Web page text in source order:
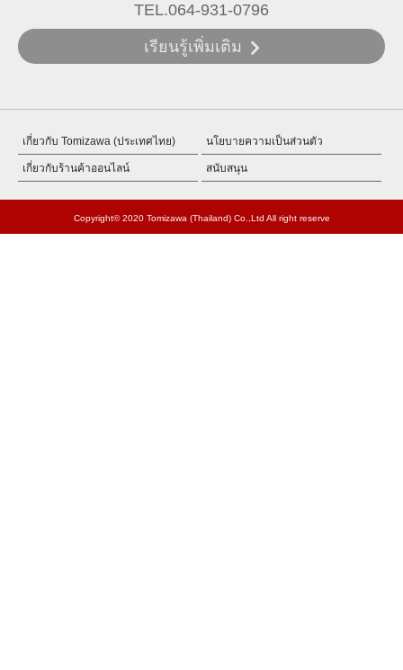
TEL.064-931-0796
เรียนรู้เพิ่มเติม
เกี่ยวกับ Tomizawa (ประเทศไทย) นโยบายความเป็นส่วนตัว
เกี่ยวกับร้านค้าออนไลน์ สนับสนุน
Copyright© 2020 Tomizawa (Thailand) Co.,Ltd All right reserve